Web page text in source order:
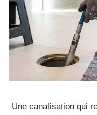
Une canalisation qui